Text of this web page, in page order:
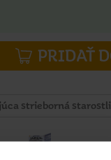
PRIDAŤ